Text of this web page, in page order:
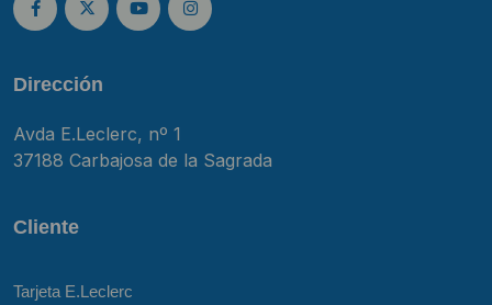
Dirección
Avda E.Leclerc, nº 1
37188 Carbajosa de la Sagrada
Cliente
Tarjeta E.Leclerc